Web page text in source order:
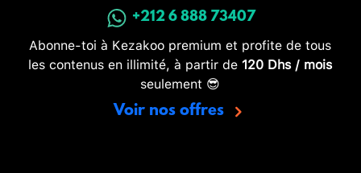
+212 6 888 73407
Abonne-toi à Kezakoo premium et profite de tous
les contenus en illimité, à partir de 120 Dhs / mois
seulement 😎
Voir nos offres